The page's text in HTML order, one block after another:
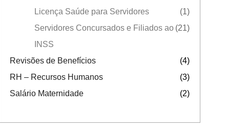
Licença Saúde para Servidores
(1)
Servidores Concursados e Filiados ao
INSS
(21)
Revisões de Benefícios
(4)
RH – Recursos Humanos
(3)
Salário Maternidade
(2)